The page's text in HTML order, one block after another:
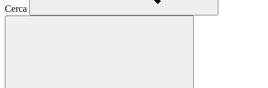
Cerca